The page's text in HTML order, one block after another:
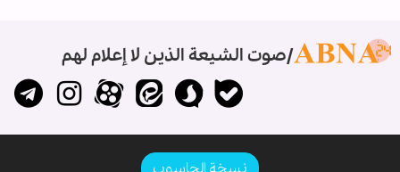
صوت الشيعة الذين لا إعلام لهم